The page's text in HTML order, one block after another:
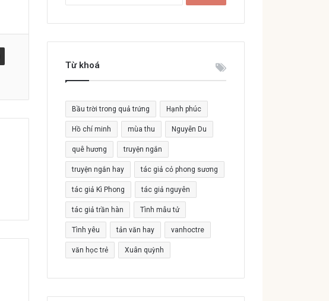
ì
i
c
o
:
Từ khoá
Bầu trời trong quả trứng Hạnh phúc
Hồ chí minh mùa thu Nguyễn Du
quê hương truyện ngắn
truyện ngắn hay tác giả cỏ phong sương
tác giả Kì Phong tác giả nguyên
tác giả trần hàn Tình mẫu tử
Tình yêu tản văn hay vanhoctre
văn học trẻ Xuân quỳnh